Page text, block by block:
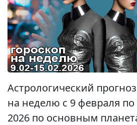
Астрологический
на неделю с 9 февраля
2026 по основным